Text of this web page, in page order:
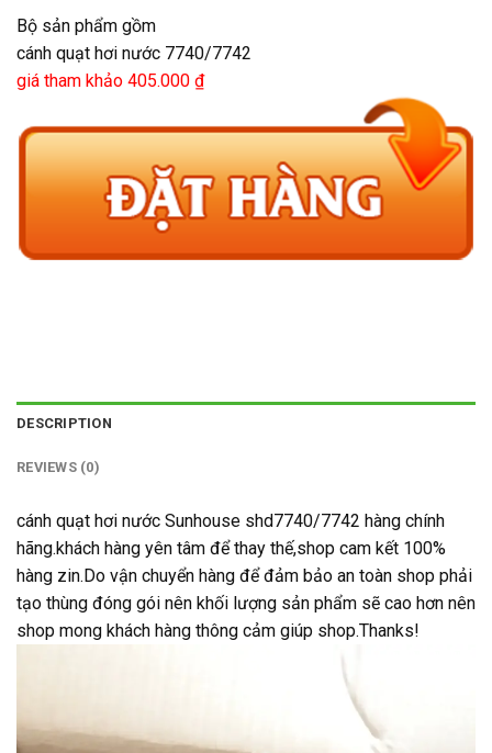
Bộ sản phẩm gồm
cánh quạt hơi nước 7740/7742
giá tham khảo 405.000 ₫
DESCRIPTION
REVIEWS (0)
cánh quạt hơi nước Sunhouse shd7740/7742 hàng chính
hãng.khách hàng yên tâm để thay thế,shop cam kết 100%
hàng zin.Do vận chuyển hàng để đảm bảo an toàn shop phải
tạo thùng đóng gói nên khối lượng sản phẩm sẽ cao hơn nên
shop mong khách hàng thông cảm giúp shop.Thanks!